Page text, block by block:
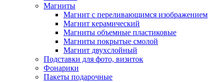
Магниты
Магнит с переливающимся изображением
Магнит керамический
Магниты объемные пластиковые
Магниты покрытые смолой
Магнит двухслойный
Подставки для фото, визиток
Фонарики
Пакеты подарочные